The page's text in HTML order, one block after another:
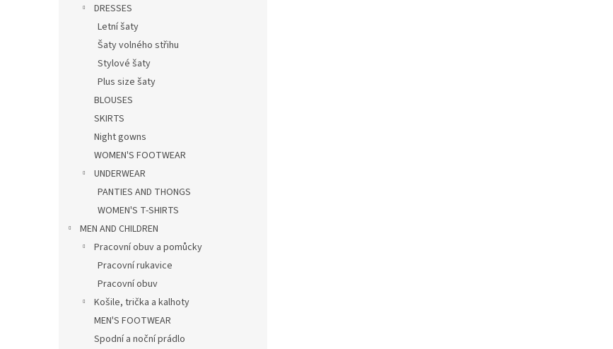
DRESSES
Letní šaty
Šaty volného střihu
Stylové šaty
Plus size šaty
BLOUSES
SKIRTS
Night gowns
WOMEN'S FOOTWEAR
UNDERWEAR
PANTIES AND THONGS
WOMEN'S T-SHIRTS
MEN AND CHILDREN
Pracovní obuv a pomůcky
Pracovní rukavice
Pracovní obuv
Košile, trička a kalhoty
MEN'S FOOTWEAR
Spodní a noční prádlo